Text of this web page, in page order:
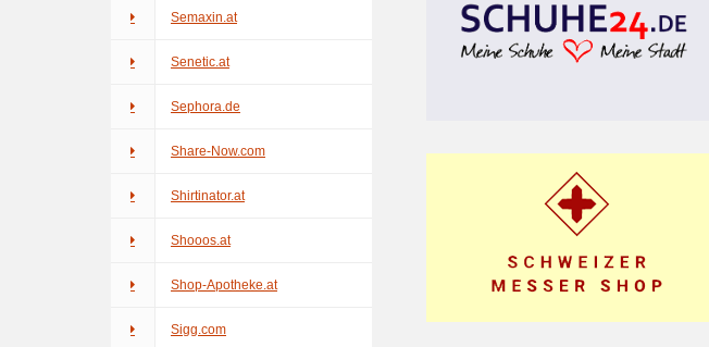
Semaxin.at
Senetic.at
Sephora.de
Share-Now.com
Shirtinator.at
Shooos.at
Shop-Apotheke.at
Sigg.com